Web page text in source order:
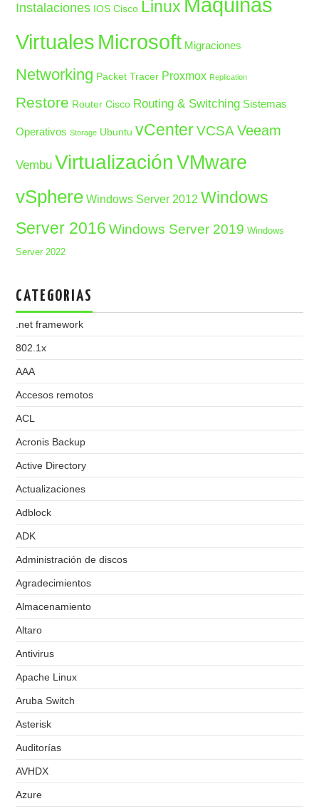
Instalaciones IOS Cisco Linux Maquinas
Virtuales Microsoft Migraciones
Networking Packet Tracer Proxmox Replication
Restore Router Cisco Routing & Switching Sistemas
Operativos Storage Ubuntu vCenter VCSA Veeam
Vembu Virtualización VMware
vSphere Windows Server 2012 Windows
Server 2016 Windows Server 2019 Windows
Server 2022
CATEGORIAS
.net framework
802.1x
AAA
Accesos remotos
ACL
Acronis Backup
Active Directory
Actualizaciones
Adblock
ADK
Administración de discos
Agradecimientos
Almacenamiento
Altaro
Antivirus
Apache Linux
Aruba Switch
Asterisk
Auditorías
AVHDX
Azure